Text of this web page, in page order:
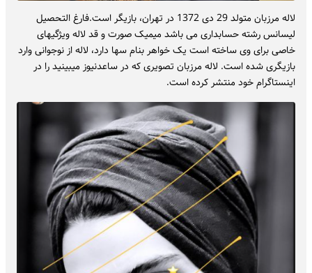
لاله مرزبان متولد 29 دی 1372 در تهران، بازیگر است.فارغ التحصیل
لیسانس رشته حسابداری می باشد میمیک صورت و قد لاله ویژگیهای
خاصی برای وی ساخته است یک خواهر بنام سها دارد، لاله از نوجوانی وارد
بازیگری شده است. لاله مرزبان تصویری که در ساعدنیوز میبینید را در
اینستاگرام خود منتشر کرده است.